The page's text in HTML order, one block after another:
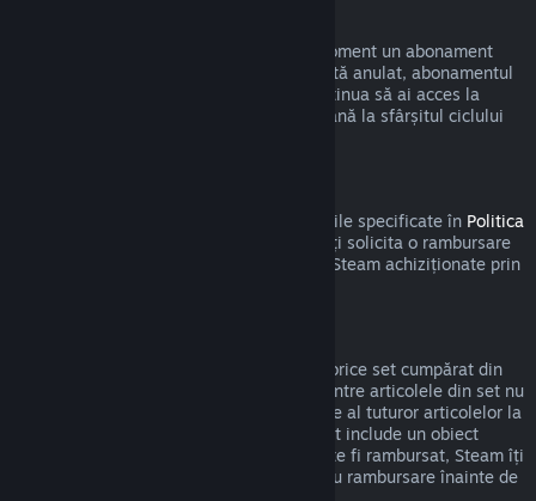
Te rugăm să reții că poți anula în orice moment un abonament
. Odată anulat, abonamentul
nu va mai fi reînnoit automat, dar vei continua să ai acces la
conținutul și beneficiile abonamentului până la sfârșitul ciclului
În cadrul procesului și a perioadei aplicabile specificate în Politica
, poți solicita o rambursare
pentru produsele hardware și accesoriile Steam achiziționate prin
Poți primi o rambursare completă pentru orice set cumpărat din
magazinul Steam atât timp cât niciunul dintre articolele din set nu
a fost transferat și dacă timpul de utilizare al tuturor articolelor la
un loc nu depășește două ore. Dacă un set include un obiect
virtual pentru joc sau un DLC care nu poate fi rambursat, Steam îți
va indica dacă tot setul este eligibil pentru rambursare înainte de